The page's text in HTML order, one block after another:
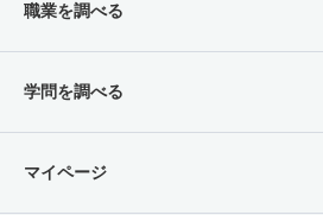
職業を調べる
学問を調べる
マイページ